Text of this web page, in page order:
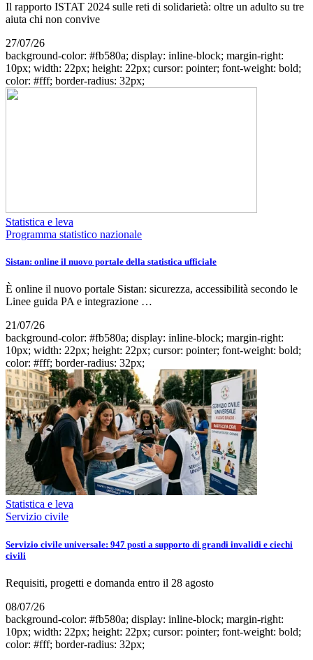
Il rapporto ISTAT 2024 sulle reti di solidarietà: oltre un adulto su tre
aiuta chi non convive
27/07/26
background-color: #fb580a; display: inline-block; margin-right:
10px; width: 22px; height: 22px; cursor: pointer; font-weight: bold;
color: #fff; border-radius: 32px;
Statistica e leva
Programma statistico nazionale
Sistan: online il nuovo portale della statistica ufficiale
È online il nuovo portale Sistan: sicurezza, accessibilità secondo le
Linee guida PA e integrazione …
21/07/26
background-color: #fb580a; display: inline-block; margin-right:
10px; width: 22px; height: 22px; cursor: pointer; font-weight: bold;
color: #fff; border-radius: 32px;
Statistica e leva
Servizio civile
Servizio civile universale: 947 posti a supporto di grandi invalidi e ciechi
civili
Requisiti, progetti e domanda entro il 28 agosto
08/07/26
background-color: #fb580a; display: inline-block; margin-right:
10px; width: 22px; height: 22px; cursor: pointer; font-weight: bold;
color: #fff; border-radius: 32px;